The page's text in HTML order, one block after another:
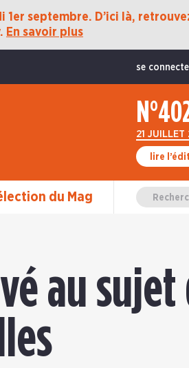
septembre. D’ici là,
En savoir plus
se
21
lire
du Mag
au sujet